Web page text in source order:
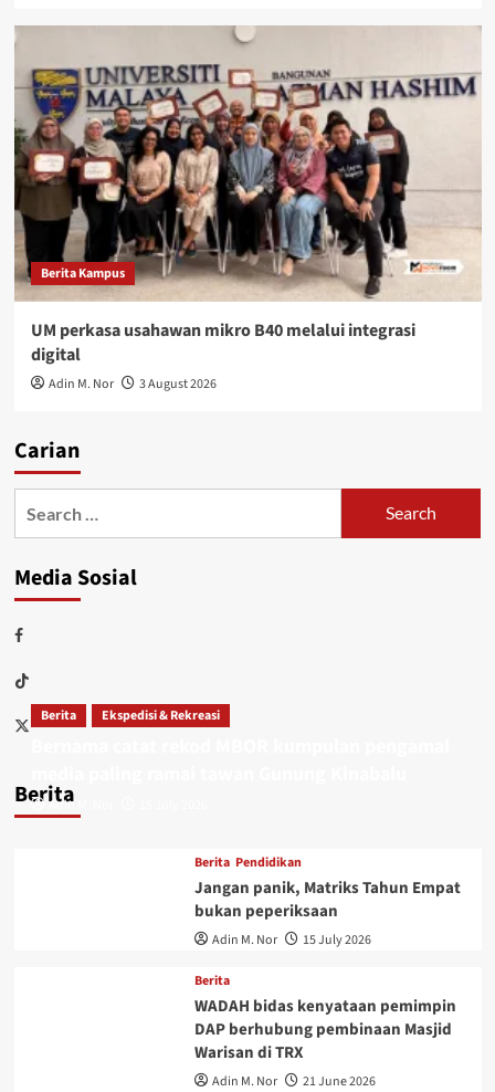
Berita Kampus
UM perkasa usahawan mikro B40 melalui integrasi
digital
Adin M. Nor 3 August 2026
Carian
Media Sosial
Berita
Berita Ekspedisi & Rekreasi
Adin M. Nor
Berita Pendidikan
Jangan panik, Matriks Tahun Empat
bukan peperiksaan
Adin M. Nor 15 July 2026
Berita
WADAH bidas kenyataan pemimpin
DAP berhubung pembinaan Masjid
Warisan di TRX
Adin M. Nor 21 June 2026